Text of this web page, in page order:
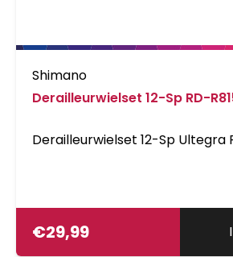
Shimano
Derailleurwielset 12-Sp RD-
Derailleurwielset 12-Sp Ultegra
€29,99